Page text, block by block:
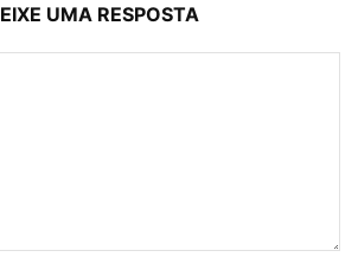
UMA RESPOSTA